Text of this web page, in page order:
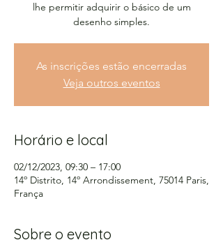
lhe permitir adquirir o básico de um
desenho simples.
As inscrições estão encerradas
Veja outros eventos
Horário e local
02/12/2023, 09:30 – 17:00
14º Distrito, 14º Arrondissement, 75014 Paris,
França
Sobre o evento